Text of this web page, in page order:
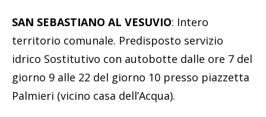
SAN SEBASTIANO AL VESUVIO: Intero
territorio comunale. Predisposto servizio
idrico Sostitutivo con autobotte dalle ore 7 del
giorno 9 alle 22 del giorno 10 presso piazzetta
Palmieri (vicino casa dell’Acqua).